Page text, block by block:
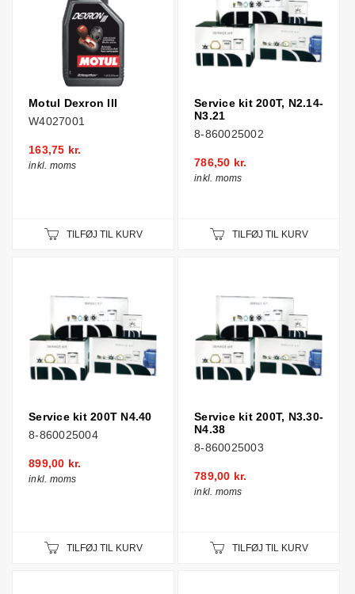
Motul Dexron III
W4027001
163,75 kr.
inkl. moms
TILFØJ TIL KURV
Service kit 200T, N2.14-
N3.21
8-860025002
786,50 kr.
inkl. moms
TILFØJ TIL KURV
Service kit 200T N4.40
8-860025004
899,00 kr.
inkl. moms
TILFØJ TIL KURV
Service kit 200T, N3.30-
N4.38
8-860025003
789,00 kr.
inkl. moms
TILFØJ TIL KURV